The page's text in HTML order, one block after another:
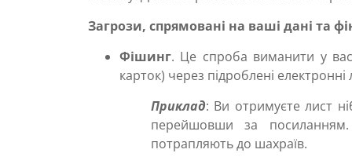
Загрози, спрямовані на ваші дані та
Фішинг. Це спроба виманити у вас
карток) через підроблені
Приклад: Ви отримуєте лист
перейшовши за
потрапляють до шахраїв.